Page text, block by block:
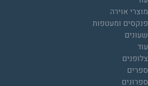
מוצרי אוירה
פנקסים ומעטפות
שעונים
עוד
צלופנים
ספרים
ספרונים